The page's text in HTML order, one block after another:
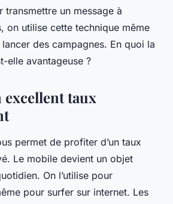
transmettre un message à
on utilise cette technique même
des campagnes. En quoi la
elle avantageuse ?
excellent taux
permet de profiter d’un taux
Le mobile devient un objet
On l’utilise pour
pour surfer sur internet. Les